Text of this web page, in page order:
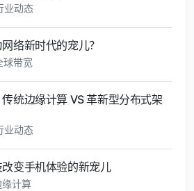
业动态
络新时代的宠儿？
球带宽
统边缘计算 VS 革新型分布式架
业动态
变手机体验的新宠儿
缘计算